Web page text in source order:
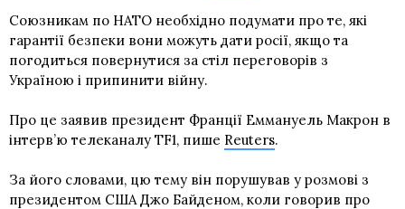
Союзникам по НАТО необхідно подумати про те, які
гарантії безпеки вони можуть дати росії, якщо та
погодиться повернутися за стіл переговорів з
Україною і припинити війну.
Про це заявив президент Франції Еммануель Макрон в
інтерв’ю телеканалу TF1, пише Reuters.
За його словами, цю тему він порушував у розмові з
президентом США Джо Байденом, коли говорив про